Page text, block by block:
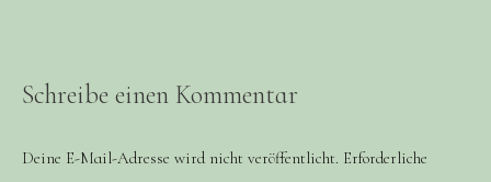
Schreibe einen Kommentar
Deine E-Mail-Adresse wird nicht veröffentlicht. Erforderliche